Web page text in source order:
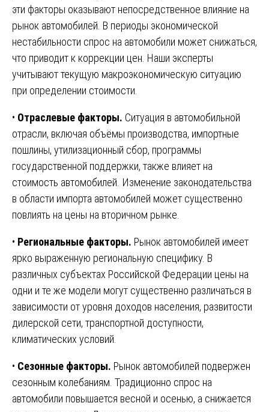
эти факторы оказывают непосредственное влияние на
рынок автомобилей. В периоды экономической
нестабильности спрос на автомобили может снижаться,
что приводит к коррекции цен. Наши эксперты
учитывают текущую макроэкономическую ситуацию
при определении стоимости.
• Отраслевые факторы. Ситуация в автомобильной
отрасли, включая объёмы производства, импортные
пошлины, утилизационный сбор, программы
государственной поддержки, также влияет на
стоимость автомобилей. Изменение законодательства
в области импорта автомобилей может существенно
повлиять на цены на вторичном рынке.
• Региональные факторы. Рынок автомобилей имеет
ярко выраженную региональную специфику. В
различных субъектах Российской Федерации цены на
одни и те же модели могут существенно различаться в
зависимости от уровня доходов населения, развитости
дилерской сети, транспортной доступности,
климатических условий.
• Сезонные факторы. Рынок автомобилей подвержен
сезонным колебаниям. Традиционно спрос на
автомобили повышается весной и осенью, а снижается